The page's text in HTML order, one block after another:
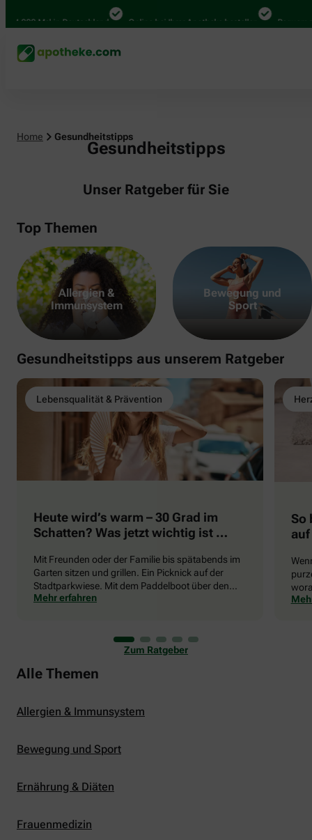
Mal in Deutschland Online bei Ihrer Apotheke bestellen Bequem
Home Gesundheitstipps
Gesundheitstipps
Unser Ratgeber für Sie
Top Themen
Allergien &
Immunsystem
Bewegung und
Sport
Gesundheitstipps aus unserem Ratgeber
Lebensqualität & Prävention
Heute wird’s warm – 30 Grad im
Schatten? Was jetzt wichtig ist …
Mit Freunden oder der Familie bis spätabends im
Garten sitzen und grillen. Ein Picknick auf der
Stadtparkwiese. Mit dem Paddelboot über den
See gleiten oder eine Radtour durch die blühende
er uns auch ganz schön zu schaffen. Wenn die
Temperaturen tagsüber auf mehr als 30 Grad
klettern und uns warme Tropennächte den Schlaf
rauben, sehnen wir uns oft nach einem
Mehr erfahren
So
die
Zum Ratgeber
Alle Themen
Allergien & Immunsystem
Bewegung und Sport
Ernährung & Diäten
Frauenmedizin